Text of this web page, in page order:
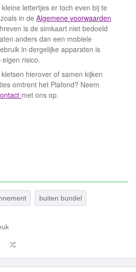
lettertjes er toch even bij te
in de Algemene voorwaarden
is de simkaart niet bedoeld
anders dan een mobiele
in dergelijke apparaten is
risico.
hierover of samen kijken
omtrent het Plafond? Neem
met ons op.
buiten bundel